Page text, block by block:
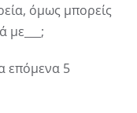
όμως μπορείς
με___;
επόμενα 5